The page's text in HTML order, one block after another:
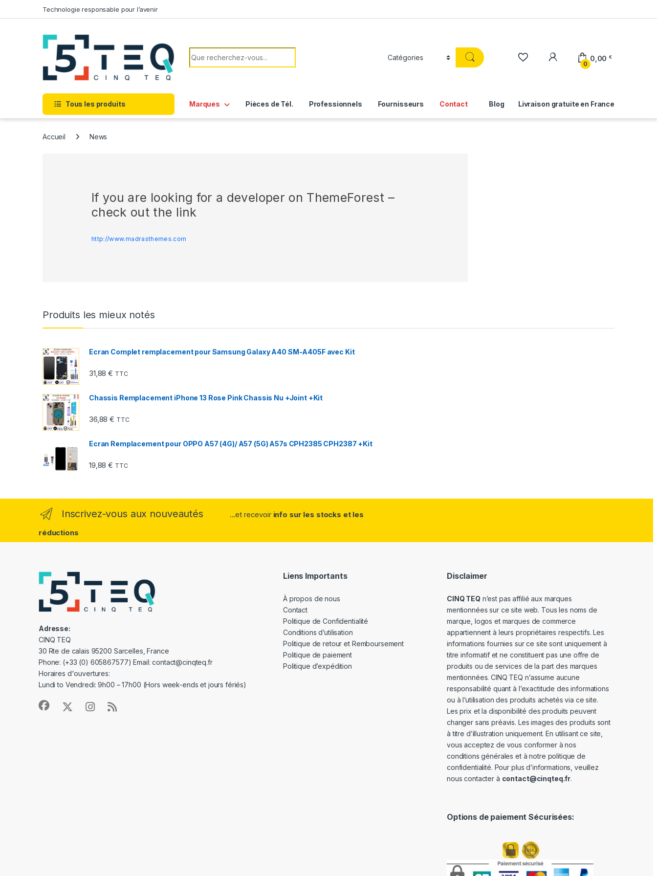
Technologie responsable pour l’avenir
Rechercher:
0
0,00 €
Tous les produits Marques Pièces de Tél. Professionnels Fournisseurs Contact Livraison gratuite en France
Blog
Accueil News
If you are looking for a developer on ThemeForest –
check out the link
http://www.madrasthemes.com
Produits les mieux notés
Ecran Complet remplacement pour Samsung Galaxy A40 SM-A405F avec Kit
31,88€ TTC
Chassis Remplacement iPhone 13 Rose Pink Chassis Nu +Joint +Kit
36,88€ TTC
Ecran Remplacement pour OPPO A57 (4G)/ A57 (5G) A57s CPH2385 CPH2387 +Kit
19,88€ TTC
Inscrivez-vous aux nouveautés ...et recevoir info sur les stocks et les
réductions
Adresse:
CINQ TEQ
30 Rte de calais 95200 Sarcelles, France
Phone: (+33 (0) 605867577) Email: contact@cinqteq.fr
Horaires d'ouvertures:
Lundi to Vendredi: 9h00 – 17h00 (Hors week-ends et jours fériés)
Liens Importants
À propos de nous
Contact
Politique de Confidentialité
Conditions d’utilisation
Politique de retour et Remboursement
Politique de paiement
Politique d’expédition
Disclaimer
CINQ TEQ n’est pas affilié aux marques
mentionnées sur ce site web. Tous les noms de
marque, logos et marques de commerce
appartiennent à leurs propriétaires respectifs. Les
informations fournies sur ce site sont uniquement à
titre informatif et ne constituent pas une offre de
produits ou de services de la part des marques
mentionnées. CINQ TEQ n’assume aucune
responsabilité quant à l’exactitude des informations
ou à l’utilisation des produits achetés via ce site.
Les prix et la disponibilité des produits peuvent
changer sans préavis. Les images des produits sont
à titre d’illustration uniquement. En utilisant ce site,
vous acceptez de vous conformer à nos
conditions générales et à notre politique de
confidentialité. Pour plus d’informations, veuillez
nous contacter à contact@cinqteq.fr.
Options de paiement Sécurisées: